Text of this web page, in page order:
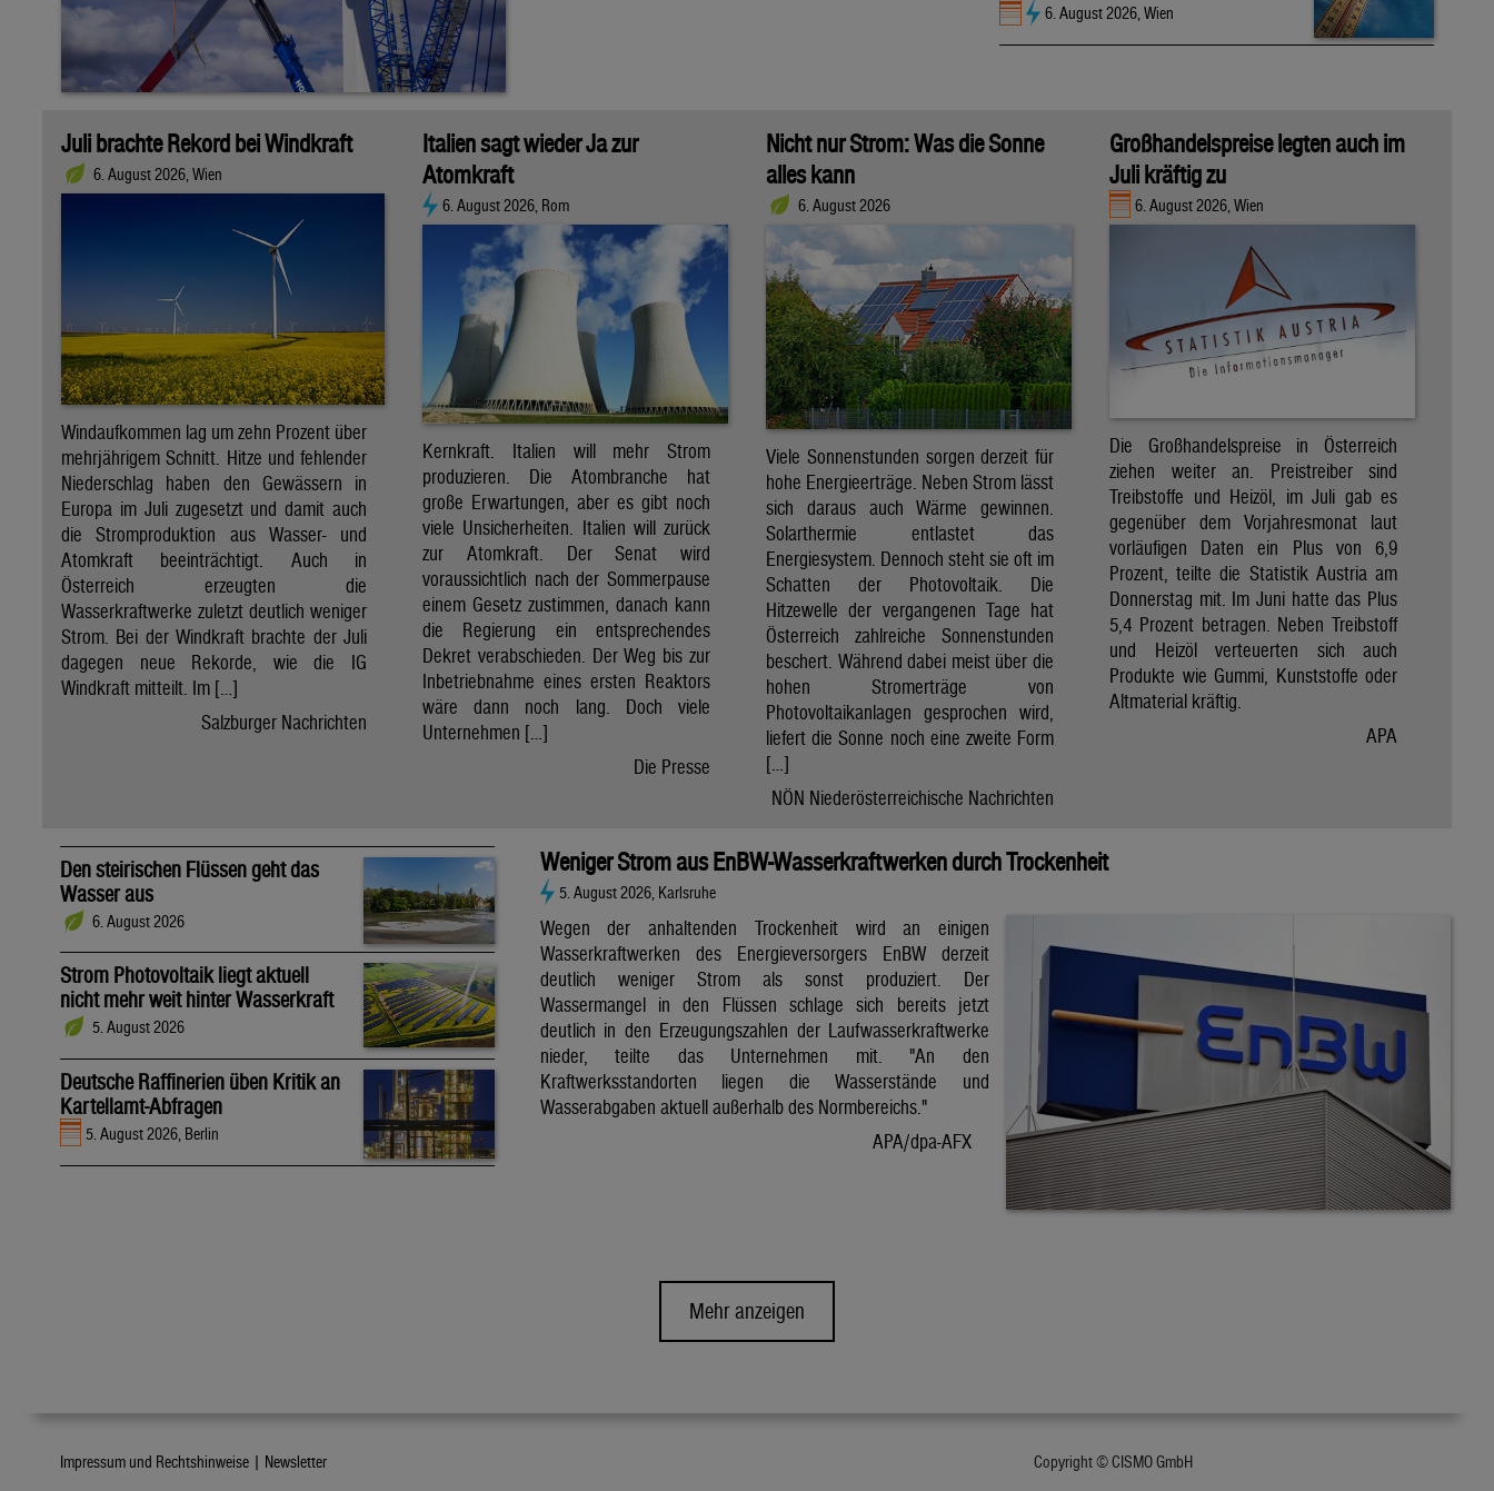
6. August 2026, Wien
Juli brachte Rekord bei Windkraft
6. August 2026, Wien
Windaufkommen lag um zehn Prozent über
mehrjährigem Schnitt. Hitze und fehlender
Niederschlag haben den Gewässern in
Europa im Juli zugesetzt und damit auch
die Stromproduktion aus Wasser- und
Atomkraft beeinträchtigt. Auch in
Österreich erzeugten die
Wasserkraftwerke zuletzt deutlich weniger
Strom. Bei der Windkraft brachte der Juli
dagegen neue Rekorde, wie die IG
Windkraft mitteilt. Im […]
Salzburger Nachrichten
Italien sagt wieder Ja zur
Atomkraft
6. August 2026, Rom
Kernkraft. Italien will mehr Strom
produzieren. Die Atombranche hat
große Erwartungen, aber es gibt noch
viele Unsicherheiten. Italien will zurück
zur Atomkraft. Der Senat wird
voraussichtlich nach der Sommerpause
einem Gesetz zustimmen, danach kann
die Regierung ein entsprechendes
Dekret verabschieden. Der Weg bis zur
Inbetriebnahme eines ersten Reaktors
wäre dann noch lang. Doch viele
Unternehmen […]
Die Presse
Nicht nur Strom: Was die Sonne
alles kann
6. August 2026
Viele Sonnenstunden sorgen derzeit für
hohe Energieerträge. Neben Strom lässt
sich daraus auch Wärme gewinnen.
Solarthermie entlastet das
Energiesystem. Dennoch steht sie oft im
Schatten der Photovoltaik. Die
Hitzewelle der vergangenen Tage hat
Österreich zahlreiche Sonnenstunden
beschert. Während dabei meist über die
hohen Stromerträge von
Photovoltaikanlagen gesprochen wird,
liefert die Sonne noch eine zweite Form
[…]
NÖN Niederösterreichische Nachrichten
Großhandelspreise legten auch im
Juli kräftig zu
6. August 2026, Wien
Die Großhandelspreise in Österreich
ziehen weiter an. Preistreiber sind
Treibstoffe und Heizöl, im Juli gab es
gegenüber dem Vorjahresmonat laut
vorläufigen Daten ein Plus von 6,9
Prozent, teilte die Statistik Austria am
Donnerstag mit. Im Juni hatte das Plus
5,4 Prozent betragen. Neben Treibstoff
und Heizöl verteuerten sich auch
Produkte wie Gummi, Kunststoffe oder
Altmaterial kräftig.
APA
Den steirischen Flüssen geht das
Wasser aus
6. August 2026
Strom Photovoltaik liegt aktuell
nicht mehr weit hinter Wasserkraft
5. August 2026
Deutsche Raffinerien üben Kritik an
Kartellamt-Abfragen
5. August 2026, Berlin
Weniger Strom aus EnBW-Wasserkraftwerken durch Trockenheit
5. August 2026, Karlsruhe
Wegen der anhaltenden Trockenheit wird an einigen
Wasserkraftwerken des Energieversorgers EnBW derzeit
deutlich weniger Strom als sonst produziert. Der
Wassermangel in den Flüssen schlage sich bereits jetzt
deutlich in den Erzeugungszahlen der Laufwasserkraftwerke
nieder, teilte das Unternehmen mit. "An den
Kraftwerksstandorten liegen die Wasserstände und
Wasserabgaben aktuell außerhalb des Normbereichs."
APA/dpa-AFX
Mehr anzeigen
Impressum und Rechtshinweise | Newsletter Copyright © CISMO GmbH